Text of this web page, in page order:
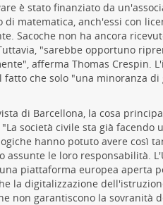
è stato finanziato da
matematica, anch'essi con
Sacoche non ha ancora
"sarebbe opportuno
afferma Thomas Crespin.
che solo "una minoranza
di Barcellona, la cosa
società civile sta già facendo
hanno potuto avere così
assunte le loro responsabilità.
piattaforma europea aperta
la digitalizzazione
non garantiscono la sovranità